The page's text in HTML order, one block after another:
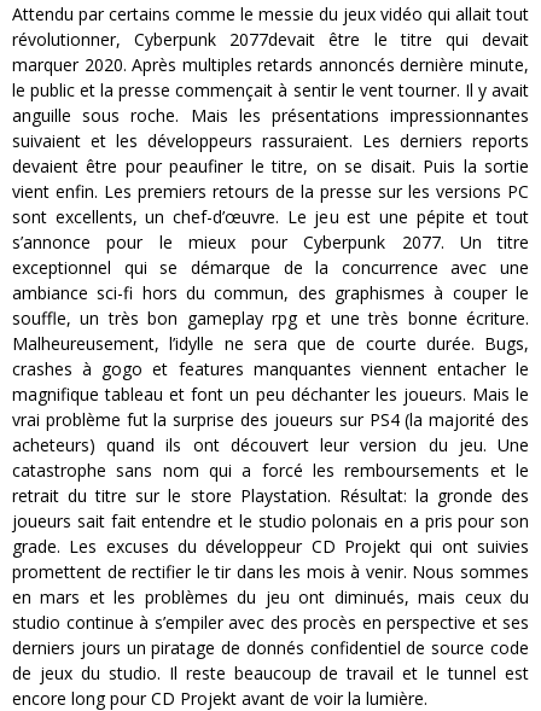
Attendu par certains comme le messie du jeux vidéo qui allait tout
révolutionner, Cyberpunk 2077devait être le titre qui devait
marquer 2020. Après multiples retards annoncés dernière minute,
le public et la presse commençait à sentir le vent tourner. Il y avait
anguille sous roche. Mais les présentations impressionnantes
suivaient et les développeurs rassuraient. Les derniers reports
devaient être pour peaufiner le titre, on se disait. Puis la sortie
vient enfin. Les premiers retours de la presse sur les versions PC
sont excellents, un chef-d’œuvre. Le jeu est une pépite et tout
s’annonce pour le mieux pour Cyberpunk 2077. Un titre
exceptionnel qui se démarque de la concurrence avec une
ambiance sci-fi hors du commun, des graphismes à couper le
souffle, un très bon gameplay rpg et une très bonne écriture.
Malheureusement, l’idylle ne sera que de courte durée. Bugs,
crashes à gogo et features manquantes viennent entacher le
magnifique tableau et font un peu déchanter les joueurs. Mais le
vrai problème fut la surprise des joueurs sur PS4 (la majorité des
acheteurs) quand ils ont découvert leur version du jeu. Une
catastrophe sans nom qui a forcé les remboursements et le
retrait du titre sur le store Playstation. Résultat: la gronde des
joueurs sait fait entendre et le studio polonais en a pris pour son
grade. Les excuses du développeur CD Projekt qui ont suivies
promettent de rectifier le tir dans les mois à venir. Nous sommes
en mars et les problèmes du jeu ont diminués, mais ceux du
studio continue à s’empiler avec des procès en perspective et ses
derniers jours un piratage de donnés confidentiel de source code
de jeux du studio. Il reste beaucoup de travail et le tunnel est
encore long pour CD Projekt avant de voir la lumière.